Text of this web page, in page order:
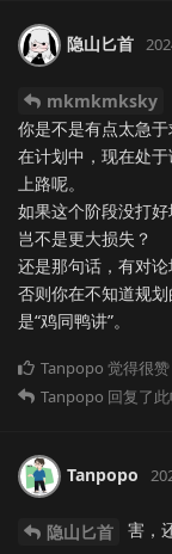
隐山匕首
mkmkmksky
你是不是有点太急于
在计划中，现在处
上路呢。
如果这个阶段没打
岂不是更大损失？
还是那句话，有对论
否则你在不知道规
是“鸡同鸭讲”。
Tanpopo 觉得很赞
Tanpopo 回复了
Tanpopo
隐山匕首 害，